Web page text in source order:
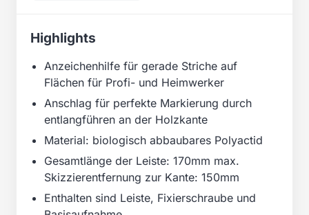
Highlights
Anzeichenhilfe für gerade Striche auf
Flächen für Profi- und Heimwerker
Anschlag für perfekte Markierung durch
entlangführen an der Holzkante
Material: biologisch abbaubares Polyactid
Gesamtlänge der Leiste: 170mm max.
Skizzierentfernung zur Kante: 150mm
Enthalten sind Leiste, Fixierschraube und